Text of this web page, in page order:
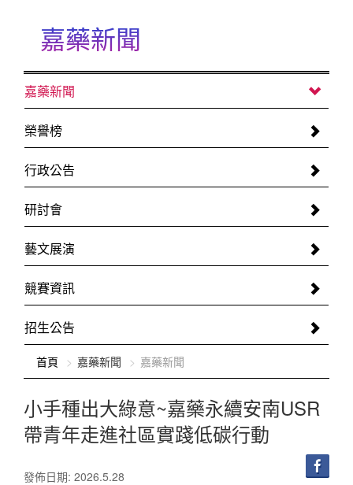
嘉藥新聞
嘉藥新聞
榮譽榜
行政公告
研討會
藝文展演
競賽資訊
招生公告
首頁 嘉藥新聞 嘉藥新聞
小手種出大綠意~嘉藥永續安南USR
帶青年走進社區實踐低碳行動
發佈日期: 2026.5.28